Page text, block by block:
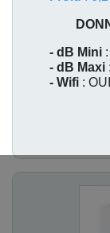
- dB Mini
- dB Maxi
- Wifi : OUI